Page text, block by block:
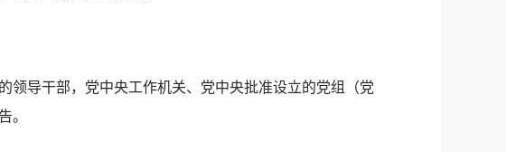
导干部，党中央工作机关、党中央批准设立的党组（党
。